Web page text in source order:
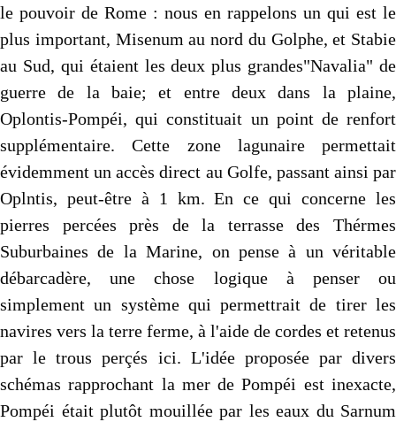
le pouvoir de Rome : nous en rappelons un qui est le
plus important, Misenum au nord du Golphe, et Stabie
au Sud, qui étaient les deux plus grandes"Navalia" de
guerre de la baie; et entre deux dans la plaine,
Oplontis-Pompéi, qui constituait un point de renfort
supplémentaire. Cette zone lagunaire permettait
évidemment un accès direct au Golfe, passant ainsi par
Oplntis, peut-être à 1 km. En ce qui concerne les
pierres percées près de la terrasse des Thérmes
Suburbaines de la Marine, on pense à un véritable
débarcadère, une chose logique à penser ou
simplement un système qui permettrait de tirer les
navires vers la terre ferme, à l'aide de cordes et retenus
par le trous perçés ici. L'idée proposée par divers
schémas rapprochant la mer de Pompéi est inexacte,
Pompéi était plutôt mouillée par les eaux du Sarnum